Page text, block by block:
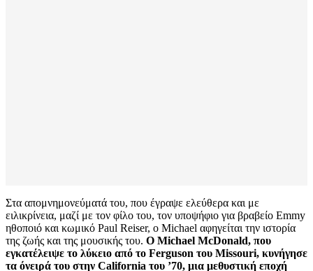
Στα απομνημονεύματά του, που έγραψε ελεύθερα και με
ειλικρίνεια, μαζί με τον φίλο του, τον υποψήφιο για βραβείο Emmy
ηθοποιό και κωμικό Paul Reiser, ο Michael αφηγείται την ιστορία
της ζωής και της μουσικής του. Ο Michael McDonald, που
εγκατέλειψε το λύκειο από το Ferguson του Missouri, κυνήγησε
τα όνειρά του στην California του ’70, μια μεθυστική εποχή